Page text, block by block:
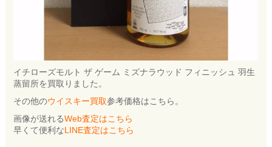
イチローズモルト ザ ゲーム ミズナラウッド フィニッシュ 羽生
蒸留所を買取りました。
その他のウイスキー買取参考価格はこちら。
画像が送れるWeb査定はこちら
早くて便利なLINE査定はこちら